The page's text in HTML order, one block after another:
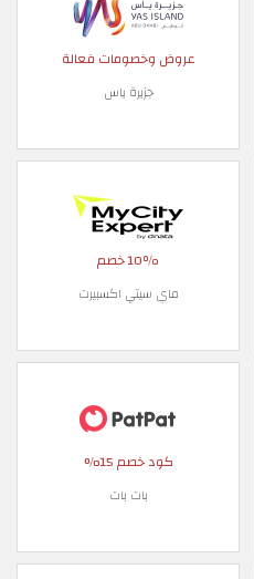
عروض وخصومات فعالة
جزيرة ياس
10٪ خصم
ماي سيتي اكسبيرت
كود خصم 15%
بات بات